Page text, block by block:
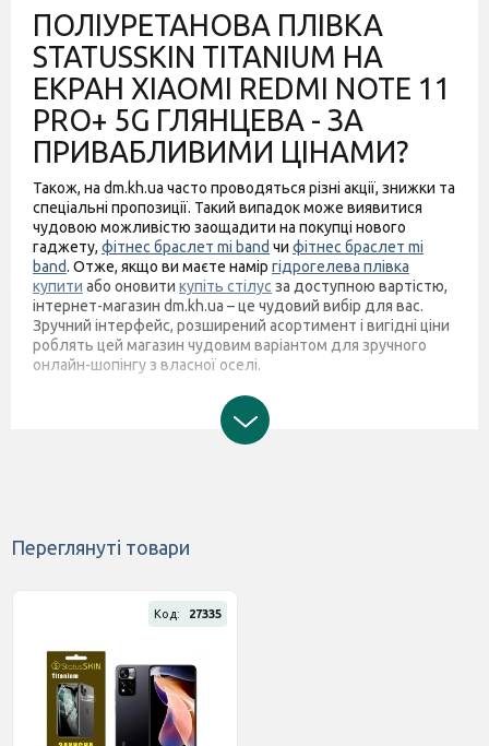
ПОЛІУРЕТАНОВА ПЛІВКА
STATUSSKIN TITANIUM НА
ЕКРАН XIAOMI REDMI NOTE 11
PRO+ 5G ГЛЯНЦЕВА - ЗА
ПРИВАБЛИВИМИ ЦІНАМИ?
Також, на dm.kh.ua часто проводяться різні акції, знижки та
спеціальні пропозиції. Такий випадок може виявитися
чудовою можливістю заощадити на покупці нового
гаджету, фітнес браслет mi band чи фітнес браслет mi
band. Отже, якщо ви маєте намір гідрогелева плівка
купити або оновити купіть стілус за доступною вартістю,
інтернет-магазин dm.kh.ua – це чудовий вибір для вас.
Зручний інтерфейс, розширений асортимент і вигідні ціни
роблять цей магазин чудовим варіантом для зручного
онлайн-шопінгу з власної оселі.
Переглянуті товари
Код: 27335